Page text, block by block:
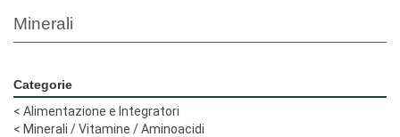
Minerali
Categorie
< Alimentazione e Integratori
< Minerali / Vitamine / Aminoacidi